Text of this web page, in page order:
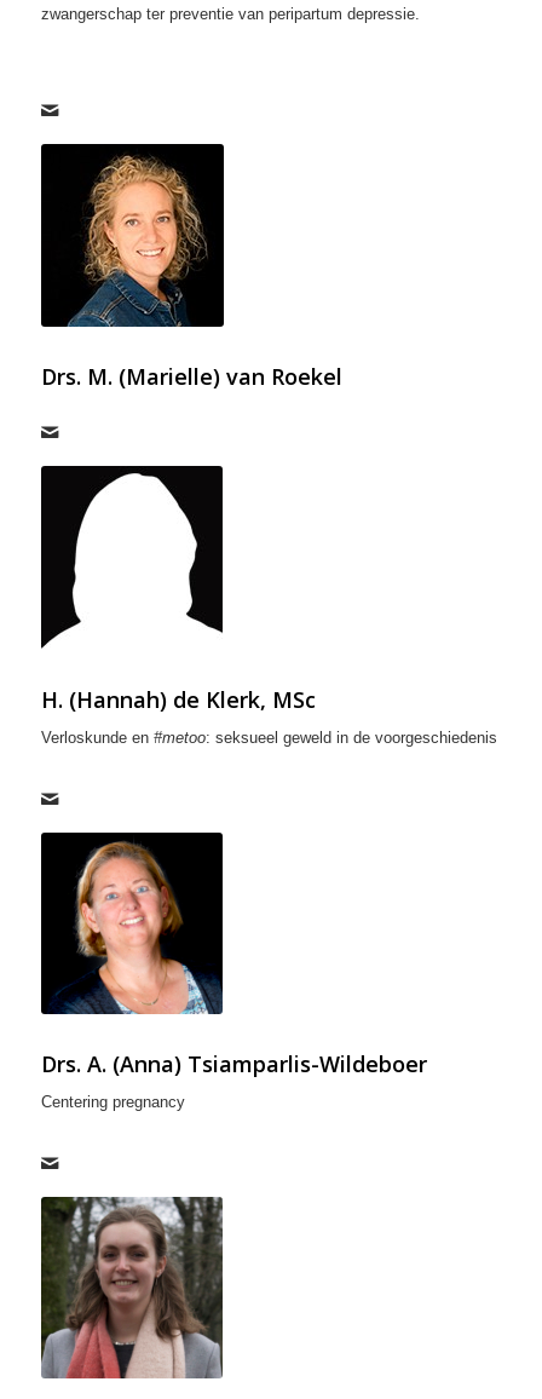
zwangerschap ter preventie van peripartum depressie.
Drs. M. (Marielle) van Roekel
H. (Hannah) de Klerk, MSc
Verloskunde en #metoo: seksueel geweld in de voorgeschiedenis
Drs. A. (Anna) Tsiamparlis-Wildeboer
Centering pregnancy